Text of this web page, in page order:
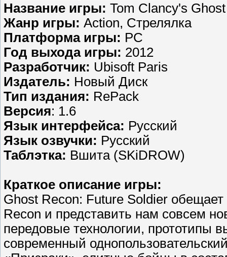
Название игры: Tom Clancy's
Жанр игры: Action, Стрелялка
Платформа игры: PC
Год выхода игры: 2012
Разработчик: Ubisoft Paris
Издатель: Новый Диск
Тип издания: RePack
Версия: 1.6
Язык интерфейса: Русский
Язык озвучки: Русский
Таблэтка: Вшита (SKiDROW)
Краткое описание игры:
Ghost Recon: Future Soldier
Recon и представить нам совсем
передовые технологии, прототипы
современный